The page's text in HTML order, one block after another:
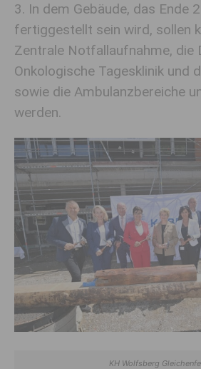
3. In dem Gebäude, das Ende
fertiggestellt sein wird, sollen
Zentrale Notfallaufnahme, die
Onkologische Tagesklinik und
sowie die Ambulanzbereiche
werden.
KH Wolfsberg